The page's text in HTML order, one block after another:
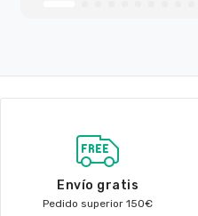
Envío gratis
Pedido superior 150€